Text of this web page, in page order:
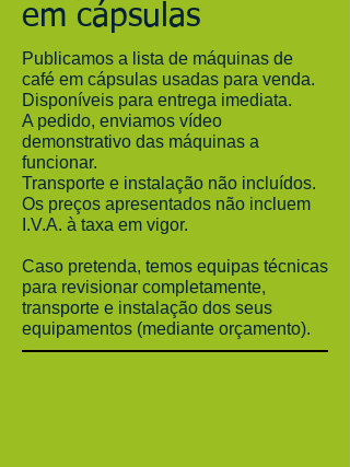
em cápsulas
Publicamos a lista de máquinas de
café em cápsulas usadas para venda.
Disponíveis para entrega imediata.
A pedido, enviamos vídeo
demonstrativo das máquinas a
funcionar.
Transporte e instalação não incluídos.
Os preços apresentados não incluem
I.V.A. à taxa em vigor.
Caso pretenda, temos equipas técnicas
para revisionar completamente,
transporte e instalação dos seus
equipamentos (mediante orçamento).